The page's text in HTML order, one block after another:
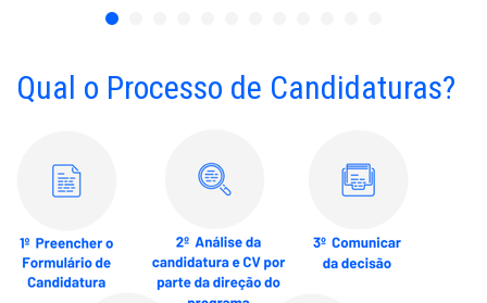
Qual o Processo de Candidaturas?